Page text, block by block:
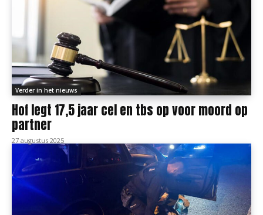
Verder in het nieuws
Hof legt 17,5 jaar cel en tbs op voor moord op
partner
27 augustus 2025